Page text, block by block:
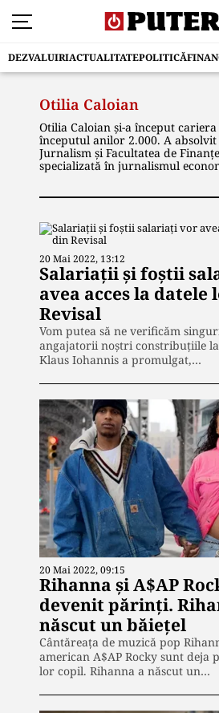
DEZVALUIRIACTUALITATEPOLITICĂ
Otilia Caloian
Otilia Caloian și-a început
începutul anilor 2.000. A absolvit
Jurnalism și Facultatea de Finanțe-
specializată în jurnalismul
caritabile, fiind vicepreședinte la
Life Charity.
20 Mai 2022, 13:12
Salariaţii şi foştii
avea acces la datele
Revisal
Vom putea să ne verificăm
angajatorii noștri constribuțiile
Klaus Iohannis a promulgat,…
20 Mai 2022, 09:15
Rihanna și A$AP
devenit părinți.
născut un băiețel
Cântăreața de muzică pop
american A$AP Rocky sunt
lor copil. Rihanna a născut un…